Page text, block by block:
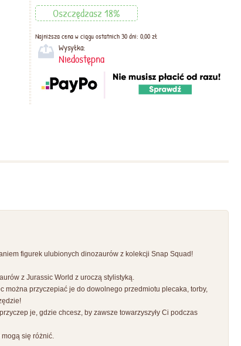
Oszczędzasz 18%
Najniższa cena w ciągu ostatnich 30 dni: 0,00 zł
Wysyłka:
Niedostępna
figurek ulubionych dinozaurów z kolekcji Snap Squad!
z Jurassic World z uroczą stylistyką.
można przyczepiać je do dowolnego przedmiotu plecaka, torby,
je, gdzie chcesz, by zawsze towarzyszyły Ci podczas
się różnić.